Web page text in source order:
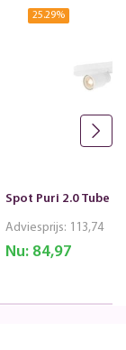
25.29%
Spot Puri 2.0 Tube
Nu:84,97
Adviesprijs: 113,74